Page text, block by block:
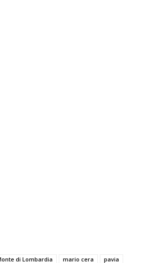
di Lombardia mario cera
pavia